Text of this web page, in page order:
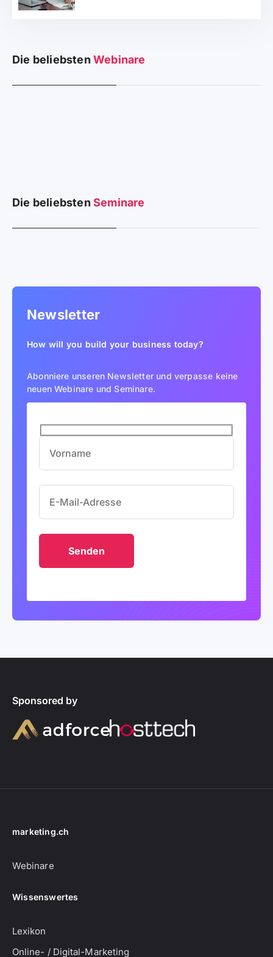
Die beliebsten Webinare
Die beliebsten Seminare
Newsletter
How will you build your business today?
Abonniere unseren Newsletter und verpasse keine
neuen Webinare und Seminare.
Sponsored by
marketing.ch
Webinare
Wissenswertes
Lexikon
Online- / Digital-Marketing